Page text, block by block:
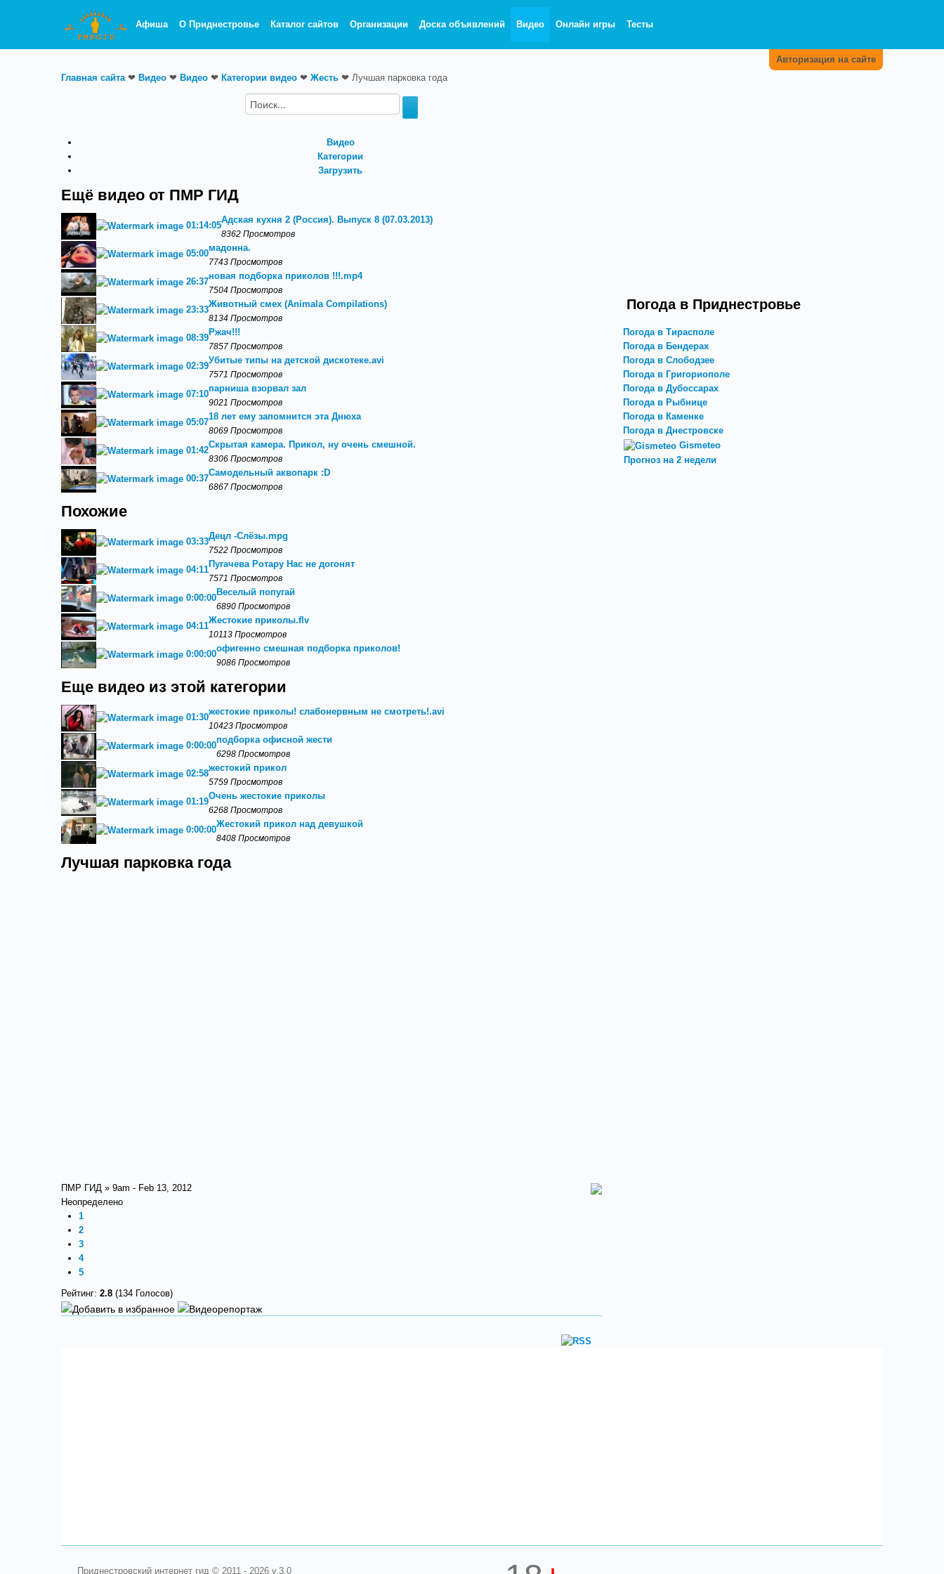
Афиша О Приднестровье Каталог сайтов Организации Доска объявлений Видео Онлайн игры Тесты
Авторизация на сайте
Главная сайта❤ Видео ❤ Видео ❤ Категории видео ❤ Жесть ❤ Лучшая парковка года
Видео
Категории
Загрузить
Ещё видео от ПМР ГИД
01:14:05
Адская кухня 2 (Россия). Выпуск 8 (07.03.2013)
8362 Просмотров
05:00
мадонна.
7743 Просмотров
26:37
новая подборка приколов !!!.mp4
7504 Просмотров
23:33
Животный смех (Animala Compilations)
8134 Просмотров
08:39
Ржач!!!
7857 Просмотров
02:39
Убитые типы на детской дискотеке.avi
7571 Просмотров
07:10
парниша взорвал зал
9021 Просмотров
05:07
18 лет ему запомнится эта Днюха
8069 Просмотров
01:42
Скрытая камера. Прикол, ну очень смешной.
8306 Просмотров
00:37
Самодельный аквопарк :D
6867 Просмотров
Похожие
03:33
Децл -Слёзы.mpg
7522 Просмотров
04:11
Пугачева Ротару Нас не догонят
7571 Просмотров
0:00:00
Веселый попугай
6890 Просмотров
04:11
Жестокие приколы.flv
10113 Просмотров
0:00:00
офигенно смешная подборка приколов!
9086 Просмотров
Еще видео из этой категории
01:30
жестокие приколы! слабонервным не смотреть!.avi
10423 Просмотров
0:00:00
подборка офисной жести
6298 Просмотров
02:58
жестокий прикол
5759 Просмотров
01:19
Очень жестокие приколы
6268 Просмотров
0:00:00
Жестокий прикол над девушкой
8408 Просмотров
Лучшая парковка года
ПМР ГИД » 9am - Feb 13, 2012
Неопределено
1
2
3
4
5
Рейтинг: 2.8 (134 Голосов)
Погода в Приднестровье
Погода в Тирасполе
Погода в Бендерах
Погода в Слободзее
Погода в Григориополе
Погода в Дубоссарах
Погода в Рыбнице
Погода в Каменке
Погода в Днестровске
Gismeteo
Прогноз на 2 недели
Приднестровский интернет гид © 2011 - 2026 v.3.0